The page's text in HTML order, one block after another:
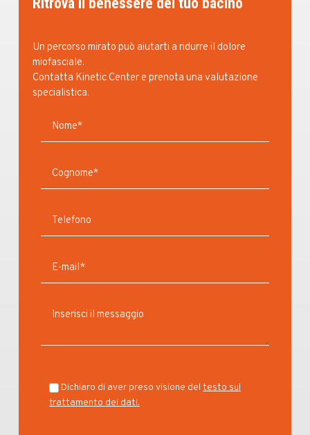
Un percorso mirato può aiutarti a ridurre il dolore
miofasciale.
Contatta Kinetic Center e prenota una valutazione
specialistica.
Dichiaro di aver preso visione del testo sul
trattamento dei dati.